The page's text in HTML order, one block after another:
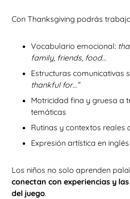
Con Thanksgiving podrás
Vocabulario emocional:
family, friends, food…
Estructuras comunicativas
thankful for…”
Motricidad fina y gruesa a
temáticas
Rutinas y contextos reales
Expresión artística en inglés
Los niños no solo aprenden
conectan con experiencias y
del juego.